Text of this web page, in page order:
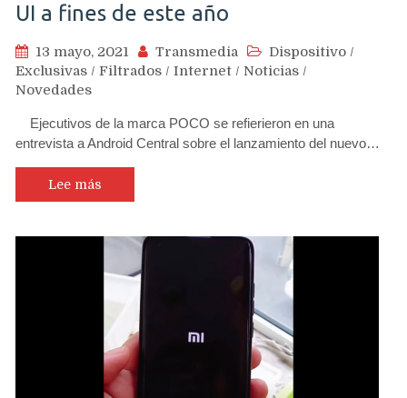
UI a fines de este año
13 mayo, 2021 Transmedia Dispositivo /
Exclusivas / Filtrados / Internet / Noticias /
Novedades
Ejecutivos de la marca POCO se refierieron en una
entrevista a Android Central sobre el lanzamiento del nuevo…
Lee más